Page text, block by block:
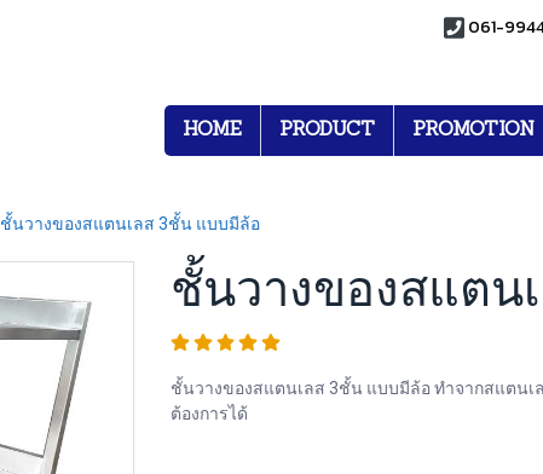
061-
HOME PRODUCT PROMOTION
ชั้นวางของสแตนเลส 3ชั้น แบบมีล้อ
ชั้นวางของสแตน
ชั้นวางของสแตนเลส 3ชั้น แบบมีล้อ ทำจากสแตน
ต้องการได้